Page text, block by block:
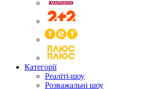
Категорії
Реаліті-шоу
Розважальні шоу